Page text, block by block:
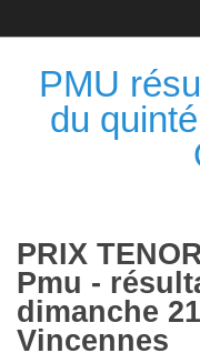
PMU
du
PRIX
Pmu -
dimanche
Vincennes